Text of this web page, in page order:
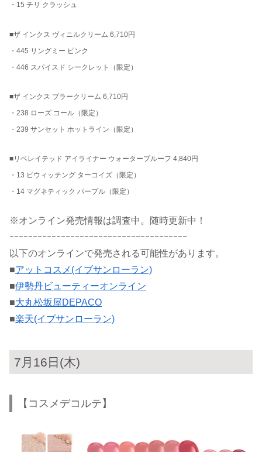
・15 チリ クラッシュ
■ザ インクス ヴィニルクリーム 6,710円
・445 リングミー ピンク
・446 スパイスド シークレット（限定）
■ザ インクス ブラークリーム 6,710円
・238 ローズ コール（限定）
・239 サンセット ホットライン（限定）
■リベレイテッド アイライナー ウォータープルーフ 4,840円
・13 ビウィッチング ターコイズ（限定）
・14 マグネティック パープル（限定）
※オンライン発売情報は調査中。随時更新中！
ｰｰｰｰｰｰｰｰｰｰｰｰｰｰｰｰｰｰｰｰｰｰｰｰｰｰｰｰｰｰｰｰｰｰｰｰｰｰ
以下のオンラインで発売される可能性があります。
■アットコスメ(イブサンローラン)
■伊勢丹ビューティーオンライン
■大丸松坂屋DEPACO
■楽天(イブサンローラン)
7月16日(木)
【コスメデコルテ】